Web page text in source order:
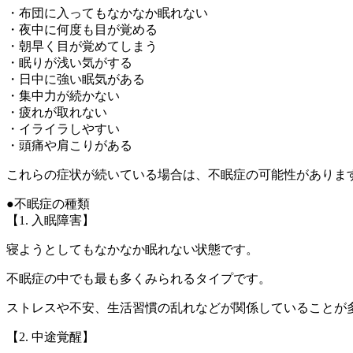
・布団に入ってもなかなか眠れない
・夜中に何度も目が覚める
・朝早く目が覚めてしまう
・眠りが浅い気がする
・日中に強い眠気がある
・集中力が続かない
・疲れが取れない
・イライラしやすい
・頭痛や肩こりがある
これらの症状が続いている場合は、不眠症の可能性がありま
●不眠症の種類
【1. 入眠障害】
寝ようとしてもなかなか眠れない状態です。
不眠症の中でも最も多くみられるタイプです。
ストレスや不安、生活習慣の乱れなどが関係していることが
【2. 中途覚醒】